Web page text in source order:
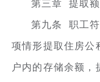
第三章 提取
第九条 职工符
项情形提取住房公
户内的存储余额